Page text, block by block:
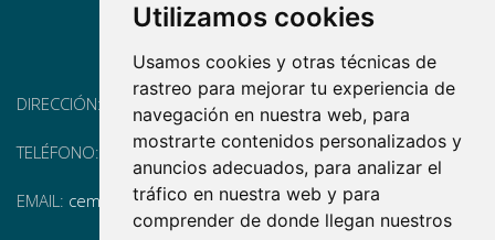
Utilizamos cookies
Usamos cookies y otras técnicas de
rastreo para mejorar tu experiencia de
navegación en nuestra web, para
mostrarte contenidos personalizados y
anuncios adecuados, para analizar el
tráfico en nuestra web y para
comprender de donde llegan nuestros
DIRECCIÓN: Pg. Vall d'Hebron, 119-129, 08035 Barcelona
TELÉFONO: (+34) 93 175 15 55
EMAIL: cem-cat@cem-cat.org